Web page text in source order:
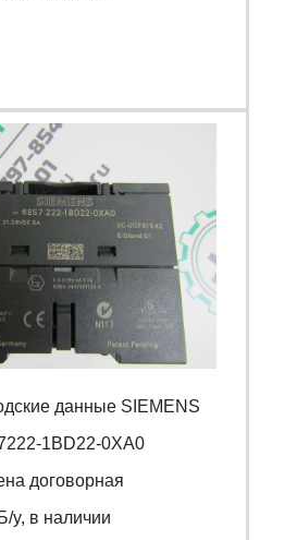
данные SIEMENS
1BD22-0XA0
договорная
Б/y, в наличии